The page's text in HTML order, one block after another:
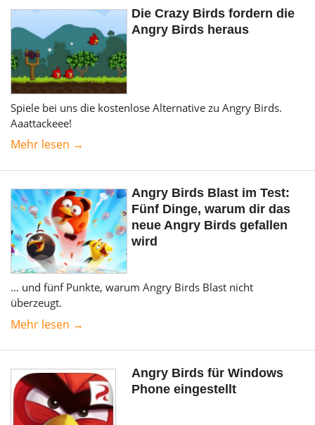
Die Crazy Birds fordern die
Angry Birds heraus
Spiele bei uns die kostenlose Alternative zu Angry Birds.
Aaattackeee!
Mehr lesen →
Angry Birds Blast im Test:
Fünf Dinge, warum dir das
neue Angry Birds gefallen
wird
… und fünf Punkte, warum Angry Birds Blast nicht
überzeugt.
Mehr lesen →
Angry Birds für Windows
Phone eingestellt